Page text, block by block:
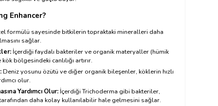
Enhancer?
formülü sayesinde bitkilerin topraktaki mineralleri daha
sağlar.
İçerdiği faydalı bakteriler ve organik materyaller (hümik
bölgesindeki canlılığı artırır.
Deniz yosunu özütü ve diğer organik bileşenler, köklerin hızlı
olur.
Yardımcı Olur: İçerdiği Trichoderma gibi bakteriler,
daha kolay kullanılabilir hale gelmesini sağlar.